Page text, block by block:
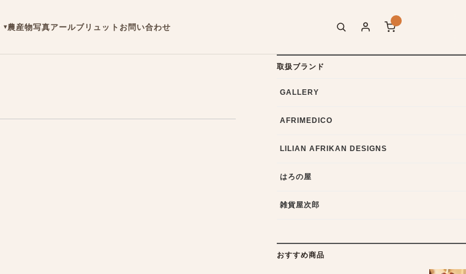
農産物写真アールブリュット お問い合わせ
取扱ブランド
GALLERY
AFRIMEDICO
LILIAN AFRIKAN DESIGNS
はろの屋
雑貨屋次郎
おすすめ商品